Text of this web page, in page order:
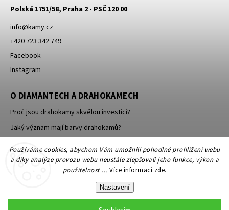
Používáme cookies, abychom Vám umožnili pohodlné prohlížení webu
a díky analýze provozu webu neustále zlepšovali jeho funkce, výkon a
použitelnost … Více informací zde.
Nastavení
Polská 1751/58, Praha 2 - PSČ 120 00
info@kamy.cz
+420 723 342 749
Facebook
Instagram
O DIAMANTECH A DRAHOKAMECH
Proč jsou drahokamy skvělou investicí?
Jaký význam mají barvy drahokamů?